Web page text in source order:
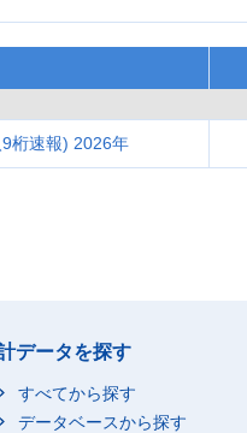
桁速報) 2026年
データを探す
すべてから探す
データベースから探す